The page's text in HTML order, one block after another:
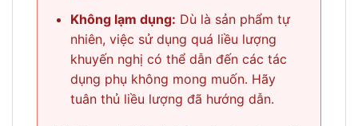
Không lạm dụng: Dù là sản phẩm tự
nhiên, việc sử dụng quá liều lượng
khuyến nghị có thể dẫn đến các tác
dụng phụ không mong muốn. Hãy
tuân thủ liều lượng đã hướng dẫn.